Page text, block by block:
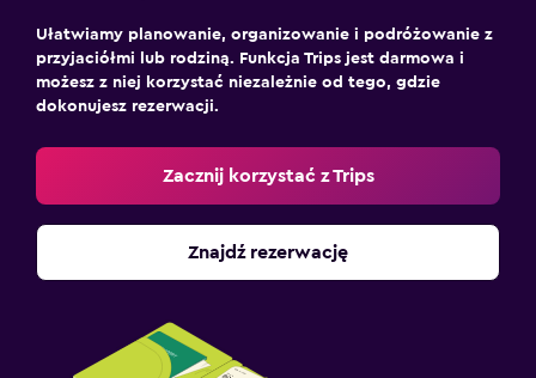
Ułatwiamy planowanie, organizowanie i podróżowanie z
przyjaciółmi lub rodziną. Funkcja Trips jest darmowa i
możesz z niej korzystać niezależnie od tego, gdzie
dokonujesz rezerwacji.
Zacznij korzystać z Trips
Znajdź rezerwację